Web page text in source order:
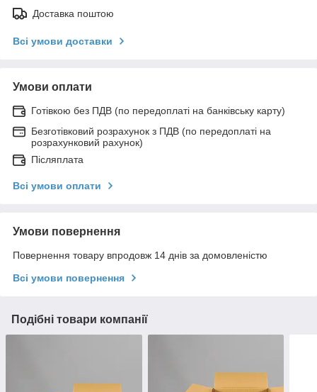
Доставка поштою
Всі умови доставки
Умови оплати
Готівкою без ПДВ (по передоплаті на банківську карту)
Безготівковий розрахунок з ПДВ (по передоплаті на
розрахунковий рахунок)
Післяплата
Всі умови оплати
Умови повернення
Повернення товару впродовж 14 днів за домовленістю
Всі умови повернення
Подібні товари компанії